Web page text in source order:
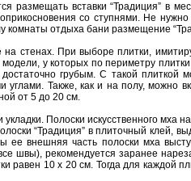
размещать вставки “Традиция” в
со ступнями. Не
комнаты отдыха бани размещение
стенах. При выборе плитки,
модели, у которых по периметру
грубым. С такой плиткой
углами. Также, как и на полу, можно
от 5 до 20 см.
укладки. Полоски искусственного мха
“Традиция” в плиточный клей,
ее внешняя часть полоски мха
швы), рекомендуется заранее
равен 10 х 20 см. Тогда для каждой